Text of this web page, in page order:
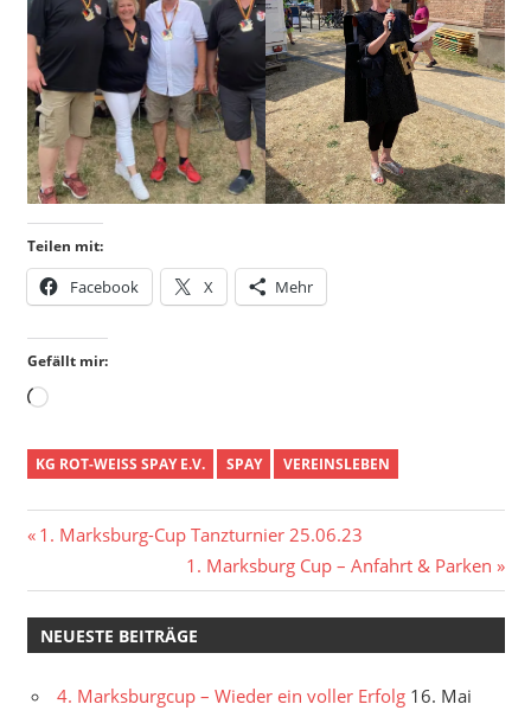
Teilen mit:
Facebook X Mehr
Gefällt mir:
Wird
KG ROT-WEISS SPAY E.V. SPAY VEREINSLEBEN
Beitragsnavigation
Vorheriger
1. Marksburg-Cup Tanzturnier 25.06.23
Nächster
Beitrag:
1. Marksburg Cup – Anfahrt & Parken
NEUESTE BEITRÄGE
4. Marksburgcup – Wieder ein voller Erfolg 16. Mai